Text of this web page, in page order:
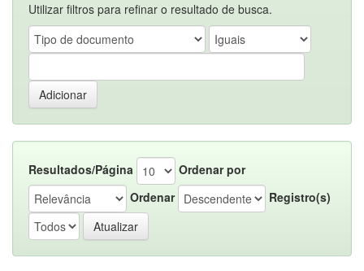
Utilizar filtros para refinar o resultado de busca.
Resultados/Página
Ordenar por
Ordenar
Registro(s)